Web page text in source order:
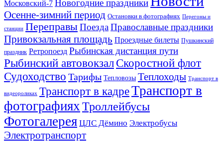
Московский-7 Новогодние праздники
Осенне-зимний период Остановки в фотографиях Перегоны и
станции ПереправыПоездаПравославные праздники
Привокзальная площадь Проездные билеты Пушкинский
праздник Ретропоезд Рыбинская дистанция пути
Рыбинский автовокзал Скоростной флот
Судоходство Тарифы Тепловозы Теплоходы Транспорт в
видеороликах Транспорт в кадреТранспорт в
фотографияхТроллейбусы
Фотогалерея ЦЛС Дёмино Электробусы
Электротранспорт